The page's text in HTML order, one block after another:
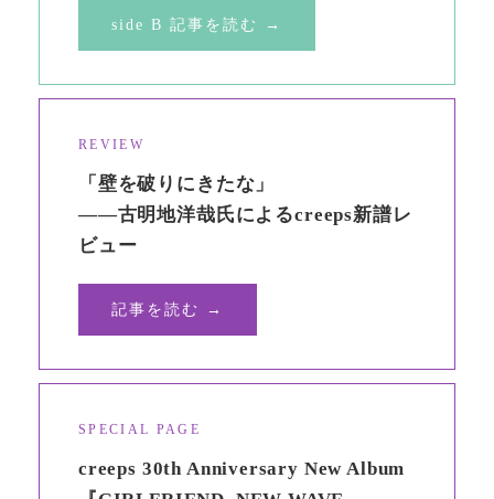
side B 記事を読む →
REVIEW
「壁を破りにきたな」
——古明地洋哉氏によるcreeps新譜レ
ビュー
記事を読む →
SPECIAL PAGE
creeps 30th Anniversary New Album